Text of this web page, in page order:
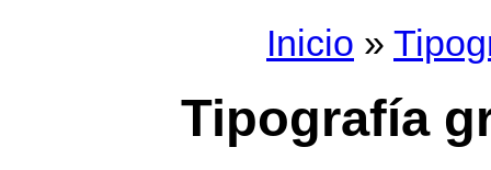
Inicio »
Tipografía